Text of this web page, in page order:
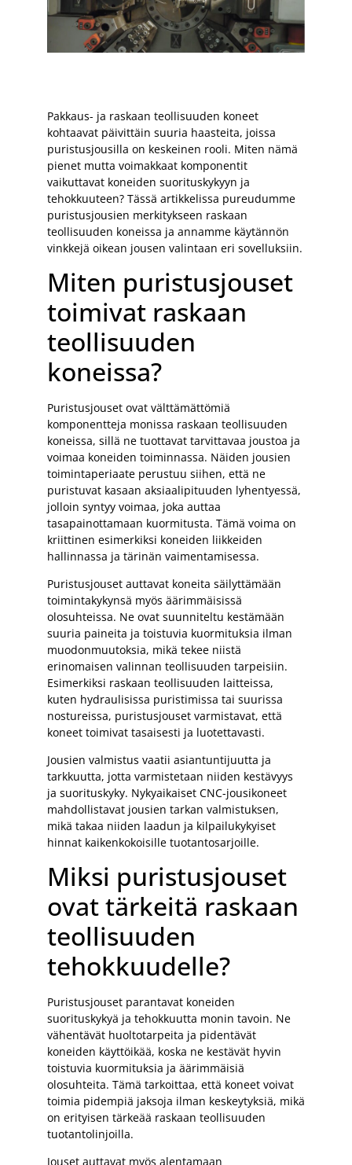
Pakkaus- ja raskaan teollisuuden koneet
kohtaavat päivittäin suuria haasteita, joissa
puristusjousilla on keskeinen rooli. Miten nämä
pienet mutta voimakkaat komponentit
vaikuttavat koneiden suorituskykyyn ja
tehokkuuteen? Tässä artikkelissa pureudumme
puristusjousien merkitykseen raskaan
teollisuuden koneissa ja annamme käytännön
vinkkejä oikean jousen valintaan eri sovelluksiin.
Miten puristusjouset
toimivat raskaan
teollisuuden
koneissa?
Puristusjouset ovat välttämättömiä
komponentteja monissa raskaan teollisuuden
koneissa, sillä ne tuottavat tarvittavaa joustoa ja
voimaa koneiden toiminnassa. Näiden jousien
toimintaperiaate perustuu siihen, että ne
puristuvat kasaan aksiaalipituuden lyhentyessä,
jolloin syntyy voimaa, joka auttaa
tasapainottamaan kuormitusta. Tämä voima on
kriittinen esimerkiksi koneiden liikkeiden
hallinnassa ja tärinän vaimentamisessa.
Puristusjouset auttavat koneita säilyttämään
toimintakykynsä myös äärimmäisissä
olosuhteissa. Ne ovat suunniteltu kestämään
suuria paineita ja toistuvia kuormituksia ilman
muodonmuutoksia, mikä tekee niistä
erinomaisen valinnan teollisuuden tarpeisiin.
Esimerkiksi raskaan teollisuuden laitteissa,
kuten hydraulisissa puristimissa tai suurissa
nostureissa, puristusjouset varmistavat, että
koneet toimivat tasaisesti ja luotettavasti.
Jousien valmistus vaatii asiantuntijuutta ja
tarkkuutta, jotta varmistetaan niiden kestävyys
ja suorituskyky. Nykyaikaiset CNC-jousikoneet
mahdollistavat jousien tarkan valmistuksen,
mikä takaa niiden laadun ja kilpailukykyiset
hinnat kaikenkokoisille tuotantosarjoille.
Miksi puristusjouset
ovat tärkeitä raskaan
teollisuuden
tehokkuudelle?
Puristusjouset parantavat koneiden
suorituskykyä ja tehokkuutta monin tavoin. Ne
vähentävät huoltotarpeita ja pidentävät
koneiden käyttöikää, koska ne kestävät hyvin
toistuvia kuormituksia ja äärimmäisiä
olosuhteita. Tämä tarkoittaa, että koneet voivat
toimia pidempiä jaksoja ilman keskeytyksiä, mikä
on erityisen tärkeää raskaan teollisuuden
tuotantolinjoilla.
Jouset auttavat myös alentamaan